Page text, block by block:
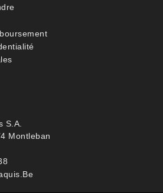
S.A.
Montleban